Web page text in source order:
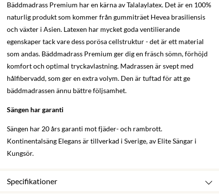
Bäddmadrass Premium har en kärna av Talalaylatex. Det är en 100%
naturlig produkt som kommer från gummiträet Hevea brasiliensis
och växter i Asien. Latexen har mycket goda ventilierande
egenskaper tack vare dess porösa cellstruktur - det är ett material
som andas. Bäddmadrass Premium ger dig en fräsch sömn, förhöjd
komfort och optimal tryckavlastning. Madrassen är svept med
hålfibervadd, som ger en extra volym. Den är tuftad för att ge
bäddmadrassen ännu bättre följsamhet.
Sängen har garanti
Sängen har 20 års garanti mot fjäder- och rambrott.
Kontinentalsäng Elegans är tillverkad i Sverige, av Elite Sängar i
Kungsör.
Specifikationer